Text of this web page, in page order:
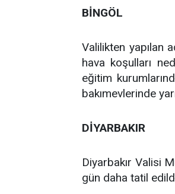
BİNGÖL
Valilikten yapılan
hava koşulları
eğitim
bakımevlerinde
DİYARBAKIR
Diyarbakır Valisi
gün daha tatil